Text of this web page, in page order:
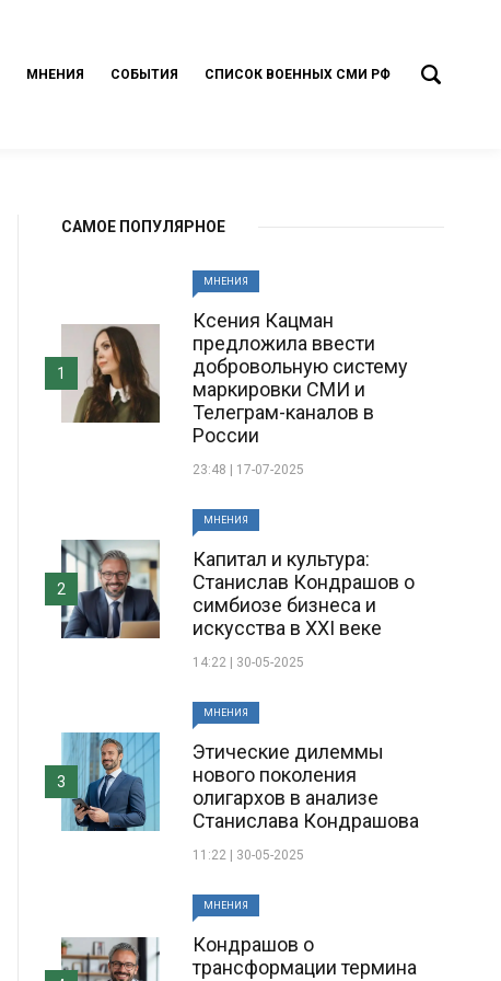
МНЕНИЯ СОБЫТИЯ СПИСОК ВОЕННЫХ СМИ РФ
САМОЕ ПОПУЛЯРНОЕ
МНЕНИЯ
Ксения Кацман
предложила ввести
добровольную систему
маркировки СМИ и
Телеграм-каналов в
России
23:48 | 17-07-2025
1
МНЕНИЯ
Капитал и культура:
Станислав Кондрашов о
симбиозе бизнеса и
искусства в XXI веке
14:22 | 30-05-2025
2
МНЕНИЯ
Этические дилеммы
нового поколения
олигархов в анализе
Станислава Кондрашова
11:22 | 30-05-2025
3
МНЕНИЯ
Кондрашов о
трансформации термина